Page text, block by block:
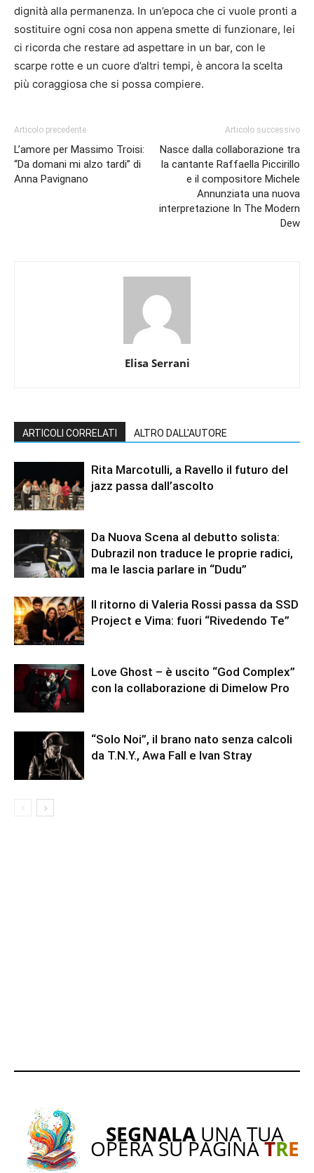
dignità alla permanenza. In un’epoca che ci vuole pronti a
sostituire ogni cosa non appena smette di funzionare, lei
ci ricorda che restare ad aspettare in un bar, con le
scarpe rotte e un cuore d’altri tempi, è ancora la scelta
più coraggiosa che si possa compiere.
Articolo precedente
L’amore per Massimo Troisi:
“Da domani mi alzo tardi” di
Anna Pavignano
Articolo successivo
Nasce dalla collaborazione tra
la cantante Raffaella Piccirillo
e il compositore Michele
Annunziata una nuova
interpretazione In The Modern
Dew
Elisa Serrani
ARTICOLI CORRELATI ALTRO DALL'AUTORE
Rita Marcotulli, a Ravello il futuro del
jazz passa dall’ascolto
Da Nuova Scena al debutto solista:
Dubrazil non traduce le proprie radici,
ma le lascia parlare in “Dudu”
Il ritorno di Valeria Rossi passa da SSD
Project e Vima: fuori “Rivedendo Te”
Love Ghost – è uscito “God Complex”
con la collaborazione di Dimelow Pro
“Solo Noi”, il brano nato senza calcoli
da T.N.Y., Awa Fall e Ivan Stray
SEGNALAUNA TUA
OPERA SU PAGINATRE